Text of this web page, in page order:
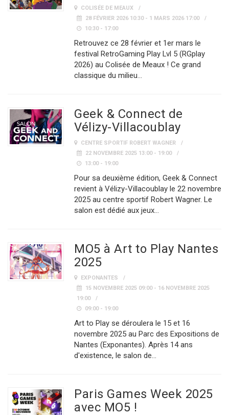
COLISÉE DE MEAUX
28 FÉVRIER 2026 10:30 - 1 MARS 2026 17:00
10:30 - 17:00
Retrouvez ce 28 février et 1er mars le
festival RetroGaming Play Lvl 5 (RGplay
2026) au Colisée de Meaux ! Ce grand
classique du milieu…
Geek & Connect de
Vélizy-Villacoublay
CENTRE SPORTIF ROBERT WAGNER
22 NOVEMBRE 2025 13:00 - 19:00
13:00 - 19:00
Pour sa deuxième édition, Geek & Connect
revient à Vélizy-Villacoublay le 22 novembre
2025 au centre sportif Robert Wagner. Le
salon est dédié aux jeux…
MO5 à Art to Play Nantes
2025
EXPONANTES
15 NOVEMBRE 2025 09:00 - 16 NOVEMBRE 2025
19:00
09:00 - 19:00
Art to Play se déroulera le 15 et 16
novembre 2025 au Parc des Expositions de
Nantes (Exponantes). Après 14 ans
d'existence, le salon de…
Paris Games Week 2025
avec MO5 !